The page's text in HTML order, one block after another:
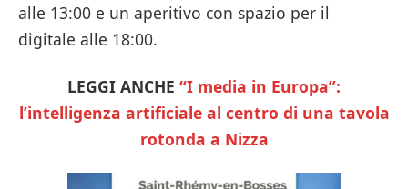
alle 13:00 e un aperitivo con spazio per il
digitale alle 18:00.
LEGGI ANCHE “I media in Europa”:
l’intelligenza artificiale al centro di una tavola
rotonda a Nizza